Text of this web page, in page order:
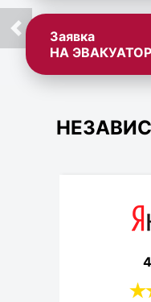
Заявка
НА ЭВАКУАТОР